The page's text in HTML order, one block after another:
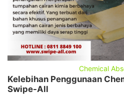
Chemical
Kelebihan Penggunaan
Swipe-All